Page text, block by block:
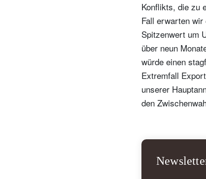
Konflikts, die zu
Fall erwarten
Spitzenwert um
über neun
würde einen
Extremfall
unserer
den